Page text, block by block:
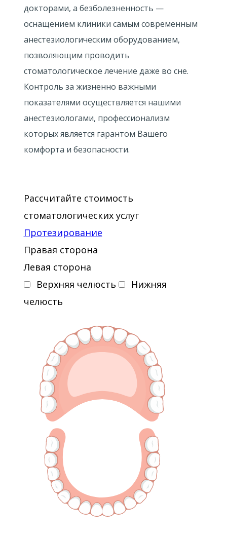
докторами, а безболезненность —
оснащением клиники самым современным
анестезиологическим оборудованием,
позволяющим проводить
стоматологическое лечение даже во сне.
Контроль за жизненно важными
показателями осуществляется нашими
анестезиологами, профессионализм
которых является гарантом Вашего
комфорта и безопасности.
Рассчитайте стоимость
стоматологических услуг
Протезирование
Правая сторона
Левая сторона
Верхняя челюсть
Нижняя
челюсть